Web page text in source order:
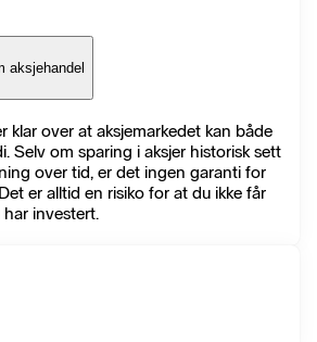
aksjehandel
klar over at aksjemarkedet kan både
Selv om sparing i aksjer historisk sett
over tid, er det ingen garanti for
er alltid en risiko for at du ikke får
investert.